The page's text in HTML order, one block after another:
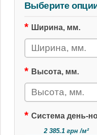
Выберите
Ширина, мм.
Высота, мм.
Система день-
2 385.1 грн /м²